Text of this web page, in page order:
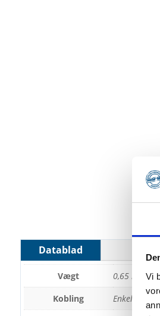
Vi
Datablad
Vægt
0,65 kg
Kobling